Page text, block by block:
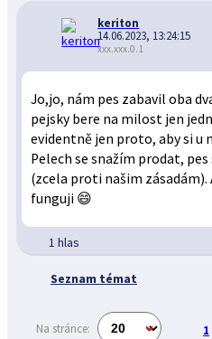
keriton
14.06.2023, 13:24:15
xxx.xxx.0.1
Jo,jo, nám pes zabavil oba
pejsky bere na milost jen
evidentně jen proto, aby si u
Pelech se snažím prodat,
(zcela proti našim
funguji 😄
1 hlas
Seznam témat
Na stránce: 1